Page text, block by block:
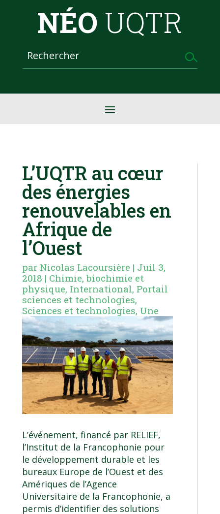
NÉO UQTR
L’UQTR au cœur
des énergies
renouvelables en
Afrique de
l’Ouest
par Nicolas Lacoursière | Juil 3,
2018 | Chimie, biochimie et
physique, International, Portail
sciences et technologies,
Sciences et technologies, Une
L’événement, financé par RELIEF,
l’Institut de la Francophonie pour
le développement durable et les
bureaux Europe de l’Ouest et des
Amériques de l’Agence
Universitaire de la Francophonie, a
permis d’identifier des solutions